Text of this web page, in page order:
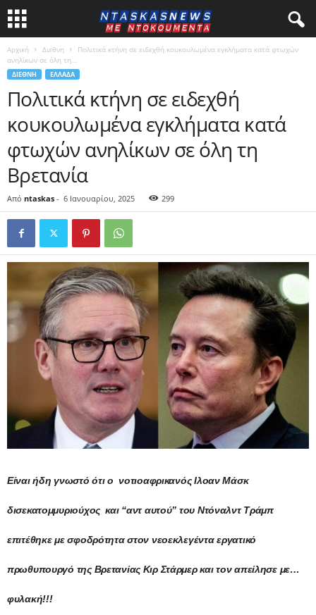
Αρχική Διεθνη
Πολιτικά κτήνη σε ειδεχθή κουκουλωμένα εγκλήματα κατά φτωχών
ανηλίκων σε όλη τη...
ΔΙΕΘΝΗ ΕΛΛΑΔΑ
Πολιτικά κτήνη σε ειδεχθή
κουκουλωμένα εγκλήματα κατά
φτωχών ανηλίκων σε όλη τη
Βρετανία
Από ntaskas - 6 Ιανουαρίου, 2025 299
Είναι ήδη γνωστό ότι ο νοτιοαφρικανός Ιλοαν Μάσκ
δισεκατομμυριούχος και “αντ αυτού” του Ντόναλντ Τράμπ
επιτέθηκε με σφοδρότητα στον νεοεκλεγέντα εργατικό
πρωθυπουργό της Βρετανίας Κιρ Στάρμερ και τον απείλησε με…
φυλακή!!!